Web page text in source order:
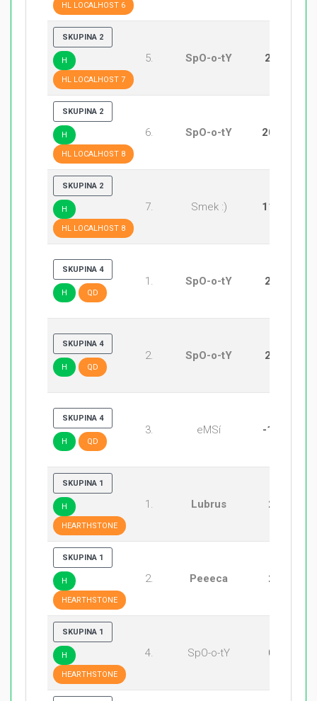
HL LOCALHOST 6
SKUPINA 2
H
HL LOCALHOST 7
5. SpO-o-tY 20:9
SKUPINA 2
H
HL LOCALHOST 8
6. SpO-o-tY 20:11
SKUPINA 2
H
HL LOCALHOST 8
7. Smek :) 11:20
SKUPINA 4
H QD
1. SpO-o-tY 20:5
SKUPINA 4
H QD
2. SpO-o-tY 20:4
SKUPINA 4
H QD
3. eMSí -1:20
SKUPINA 1
H
HEARTHSTONE
1. Lubrus 2:0
SKUPINA 1
H
HEARTHSTONE
2. Peeeca 2:0
SKUPINA 1
H
HEARTHSTONE
4. SpO-o-tY 0:2